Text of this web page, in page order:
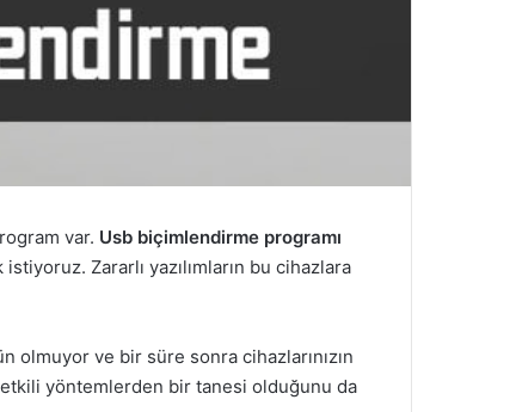
var. Usb biçimlendirme programı
Zararlı yazılımların bu cihazlara
olmuyor ve bir süre sonra cihazlarınızın
yöntemlerden bir tanesi olduğunu da